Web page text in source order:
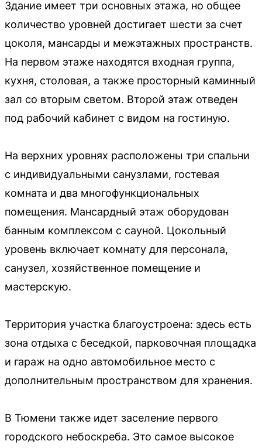
Здание имеет три основных этажа, но общее
количество уровней достигает шести за счет
цоколя, мансарды и межэтажных пространств.
На первом этаже находятся входная группа,
кухня, столовая, а также просторный каминный
зал со вторым светом. Второй этаж отведен
под рабочий кабинет с видом на гостиную.
На верхних уровнях расположены три спальни
с индивидуальными санузлами, гостевая
комната и два многофункциональных
помещения. Мансардный этаж оборудован
банным комплексом с сауной. Цокольный
уровень включает комнату для персонала,
санузел, хозяйственное помещение и
мастерскую.
Территория участка благоустроена: здесь есть
зона отдыха с беседкой, парковочная площадка
и гараж на одно автомобильное место с
дополнительным пространством для хранения.
В Тюмени также идет заселение первого
городского небоскреба. Это самое высокое